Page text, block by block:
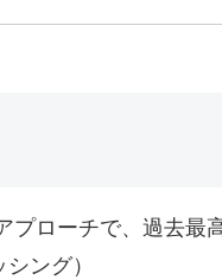
プローチで、過去
ング）